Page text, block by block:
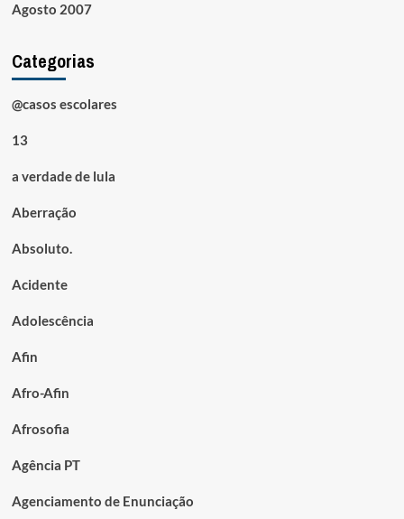
Agosto 2007
Categorias
@casos escolares
13
a verdade de lula
Aberração
Absoluto.
Acidente
Adolescência
Afin
Afro-Afin
Afrosofia
Agência PT
Agenciamento de Enunciação